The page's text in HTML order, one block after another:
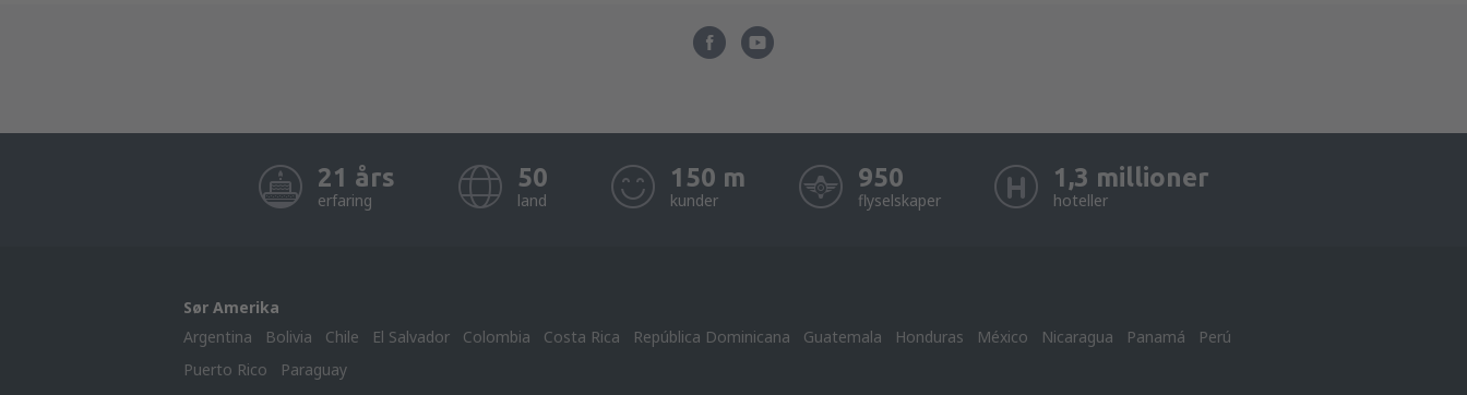
21 års
erfaring
50
land
150 m
kunder
950
flyselskaper
1,3 millioner
hoteller
Sør Amerika
Argentina
Bolivia Chile El Salvador Colombia Costa Rica República Dominicana Guatemala Honduras México Nicaragua Panamá
Perú
Puerto Rico
Paraguay